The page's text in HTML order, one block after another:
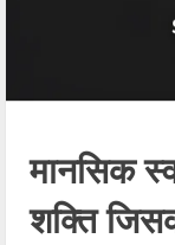
मानसिक
शक्ति